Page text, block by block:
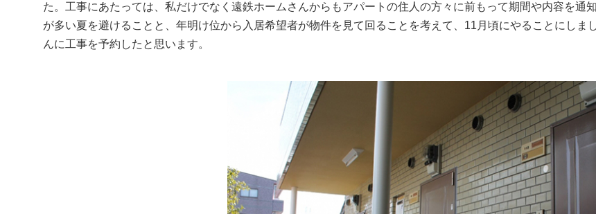
た。工事にあたっては、私だけでなく遠鉄ホームさんからもアパートの住人の方々に前もって期間や内容を通
が多い夏を避けることと、年明け位から入居希望者が物件を見て回ることを考えて、11月頃にやることにしま
んに工事を予約したと思います。